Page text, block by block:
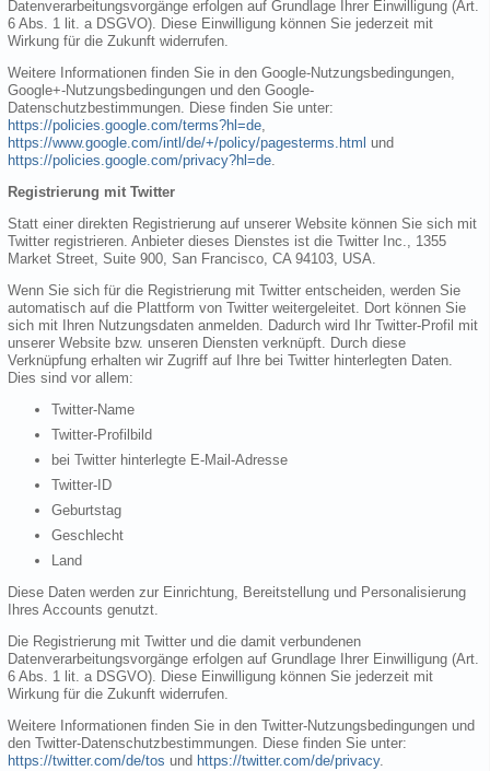
Datenverarbeitungsvorgänge erfolgen auf Grundlage Ihrer Einwilligung (Art.
6 Abs. 1 lit. a DSGVO). Diese Einwilligung können Sie jederzeit mit
Wirkung für die Zukunft widerrufen.
Weitere Informationen finden Sie in den Google-Nutzungsbedingungen,
Google+-Nutzungsbedingungen und den Google-
Datenschutzbestimmungen. Diese finden Sie unter:
https://policies.google.com/terms?hl=de,
https://www.google.com/intl/de/+/policy/pagesterms.html und
https://policies.google.com/privacy?hl=de.
Registrierung mit Twitter
Statt einer direkten Registrierung auf unserer Website können Sie sich mit
Twitter registrieren. Anbieter dieses Dienstes ist die Twitter Inc., 1355
Market Street, Suite 900, San Francisco, CA 94103, USA.
Wenn Sie sich für die Registrierung mit Twitter entscheiden, werden Sie
automatisch auf die Plattform von Twitter weitergeleitet. Dort können Sie
sich mit Ihren Nutzungsdaten anmelden. Dadurch wird Ihr Twitter-Profil mit
unserer Website bzw. unseren Diensten verknüpft. Durch diese
Verknüpfung erhalten wir Zugriff auf Ihre bei Twitter hinterlegten Daten.
Dies sind vor allem:
Twitter-Name
Twitter-Profilbild
bei Twitter hinterlegte E-Mail-Adresse
Twitter-ID
Geburtstag
Geschlecht
Land
Diese Daten werden zur Einrichtung, Bereitstellung und Personalisierung
Ihres Accounts genutzt.
Die Registrierung mit Twitter und die damit verbundenen
Datenverarbeitungsvorgänge erfolgen auf Grundlage Ihrer Einwilligung (Art.
6 Abs. 1 lit. a DSGVO). Diese Einwilligung können Sie jederzeit mit
Wirkung für die Zukunft widerrufen.
Weitere Informationen finden Sie in den Twitter-Nutzungsbedingungen und
den Twitter-Datenschutzbestimmungen. Diese finden Sie unter:
https://twitter.com/de/tos und https://twitter.com/de/privacy.